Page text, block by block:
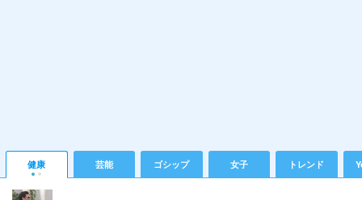
健康 芸能 ゴシップ 女子 トレンド